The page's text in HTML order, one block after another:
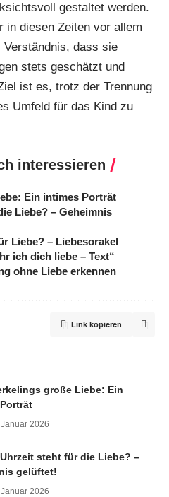
gestaltet werden.
in diesen Zeiten vor allem
Verständnis, dass sie
stets geschätzt und
ist es, trotz der Trennung
Umfeld für das Kind zu
interessieren
Ein intimes Porträt
Liebe? – Geheimnis
Liebe? – Liebesorakel
ich dich liebe – Text“
ohne Liebe erkennen
Link kopieren
große Liebe: Ein
2026
steht für die Liebe? –
gelüftet!
2026